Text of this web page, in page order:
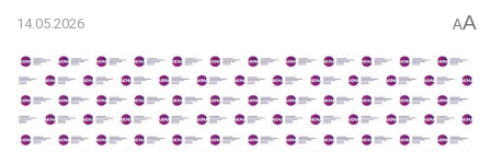
14.05.2026 AA